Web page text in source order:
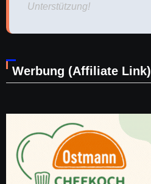
Unterstützung!
Werbung (Affiliate Link)